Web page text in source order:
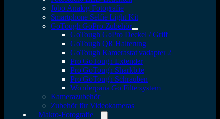
Jobo Analog Fotografie
Smartphone Selfie Light Kit
GoTough GoPro Zubehör
GoTough GoPro Deckel / Griff
GoTough QR Halterung
GoTough Kamerastativadapter 2
Pro GoTough Extender
Pro GoTough Sharkbite
Pro GoTough Schrauben
Wonderpana Go Filtersystem
Kamerazubehör
Zubehör für Videokameras
Makro-Fotografie